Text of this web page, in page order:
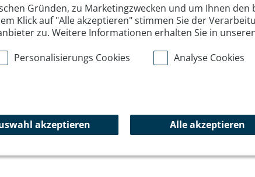
Wandern/Trekking Summit Specials
Gründen, zu Marketingzwecken und um Ihnen den
Klick auf "Alle akzeptieren" stimmen Sie der
zu. Weitere Informationen erhalten Sie in
Personalisierungs Cookies Analyse Cookies
akzeptieren Alle akzeptieren